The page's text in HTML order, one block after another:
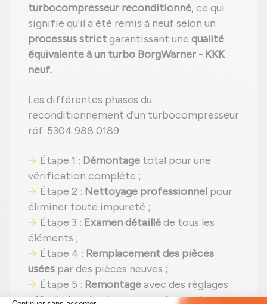
turbocompresseur reconditionné, ce qui
signifie qu'il a été remis à neuf selon un
processus strictgarantissant une qualité
équivalente à un turbo BorgWarner - KKK
neuf.
Les différentes phases du
reconditionnement d'un turbocompresseur
réf. 5304 988 0189 :
Étape 1 : Démontage total pour une
vérification complète ;
Étape 2 : Nettoyage professionnel pour
éliminer toute impureté ;
Étape 3 : Examen détailléde tous les
éléments ;
Étape 4 : Remplacement des pièces
usées par des pièces neuves ;
Étape 5 : Remontageavec des réglages
effectués selon les normes du constructeur